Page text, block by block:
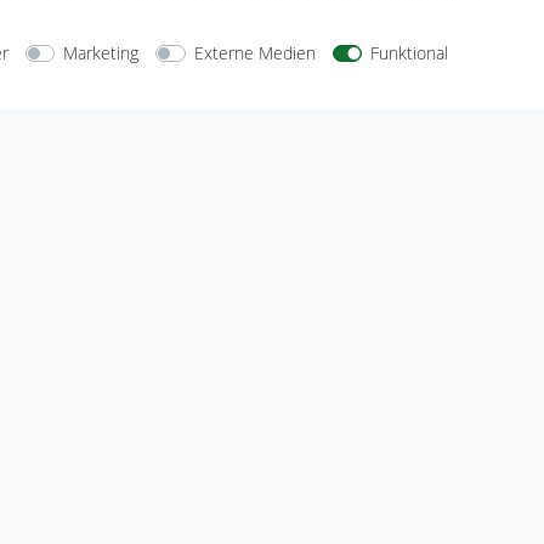
Marketing Externe Medien
Funktional